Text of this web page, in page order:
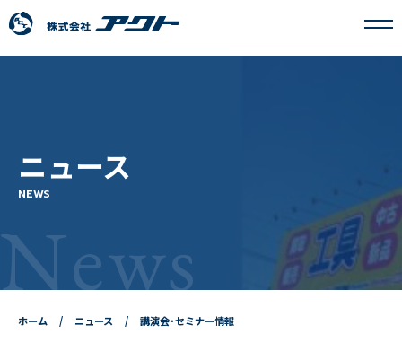
News
ニュース
NEWS
ホーム ニュース 講演会・セミナー情報
事業内容
採用情報
ニュース